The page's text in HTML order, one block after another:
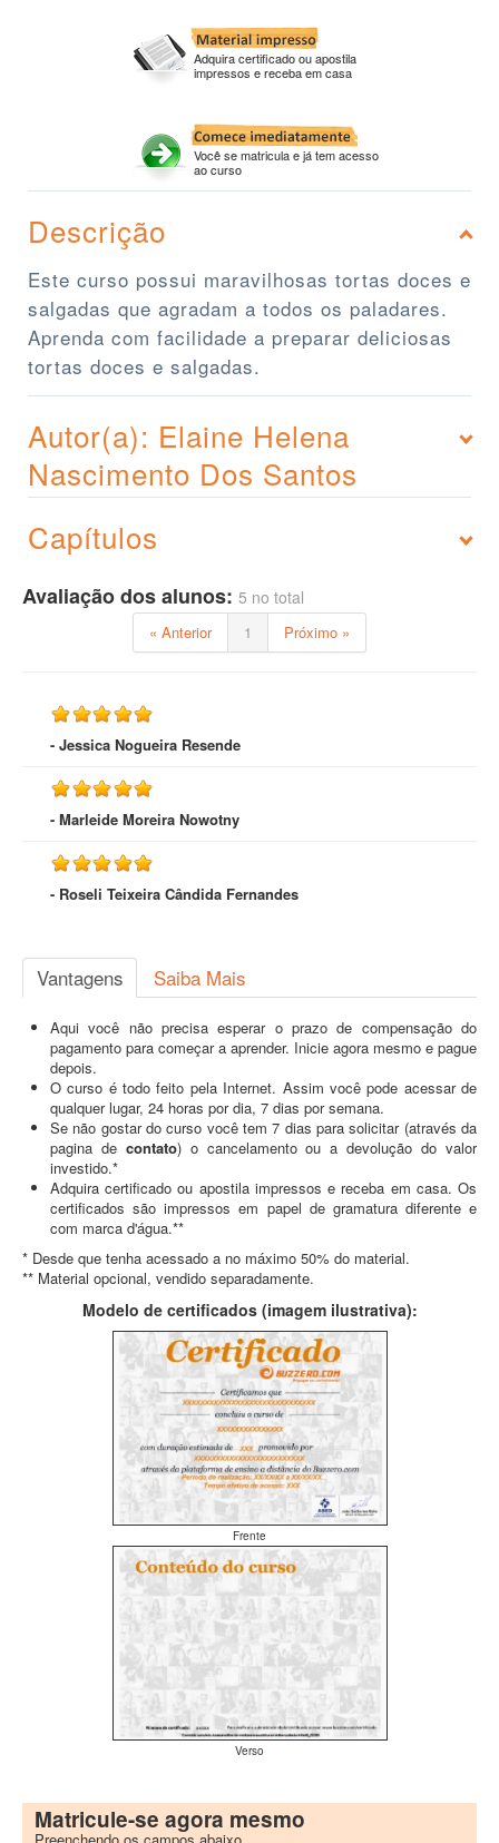
Adquira certificado ou apostila
impressos e receba em casa
Você se matricula e já tem acesso
ao curso
Descrição
Este curso possui maravilhosas tortas doces e
salgadas que agradam a todos os paladares.
Aprenda com facilidade a preparar deliciosas
tortas doces e salgadas.
Autor(a): Elaine Helena
Nascimento Dos Santos
Capítulos
Avaliação dos alunos: 5 no total
« Anterior 1 Próximo »
- Jessica Nogueira Resende
- Marleide Moreira Nowotny
- Roseli Teixeira Cândida Fernandes
Vantagens Saiba Mais
Aqui você não precisa esperar o prazo de compensação do
pagamento para começar a aprender. Inicie agora mesmo e pague
depois.
O curso é todo feito pela Internet. Assim você pode acessar de
qualquer lugar, 24 horas por dia, 7 dias por semana.
Se não gostar do curso você tem 7 dias para solicitar (através da
pagina de contato) o cancelamento ou a devolução do valor
investido.*
Adquira certificado ou apostila impressos e receba em casa. Os
certificados são impressos em papel de gramatura diferente e
com marca d'água.**
* Desde que tenha acessado a no máximo 50% do material.
** Material opcional, vendido separadamente.
Modelo de certificados (imagem ilustrativa):
Frente
Verso
Matricule-se agora mesmo